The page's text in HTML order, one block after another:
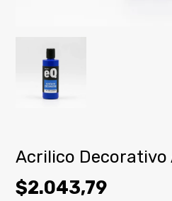
Acrilico
$2.043,79